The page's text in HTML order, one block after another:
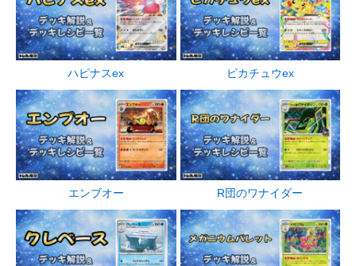
ハピナスex ピカチュウex
エンブオー R団のワナイダー